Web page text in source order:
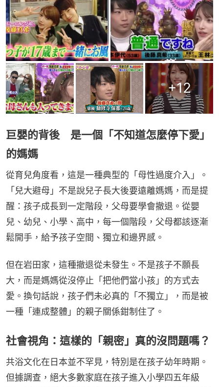
+12
巨嬰的背後 是一個「不知道怎麼停下愛」
的媽媽
從育兒角度看，這是一種典型的「母性過度介入」。
「兒大避母」不是說兒子長大後要遠離媽媽，而是提
醒：孩子成長到一定階段，父母要學會撤退。從嬰
兒、幼兒、小學、高中，每一個階段，父母都該逐漸
鬆開手，給予孩子空間、獨立和邊界感。
但在岩田家，這種撤退從未發生。不是孩子不願長
大，而是媽媽從沒停止「把他們當小孩」的方式去
愛。換句話說，孩子們未必真的「不獨立」，而是被
一種「連成整體」的親子關係鉗制住了。
社會視角：這樣的「親密」真的沒問題嗎？
共浴文化在日本並不罕見，特別是在孩子幼年時期。
但據調查，絕大多數家庭在孩子進入小學四五年級